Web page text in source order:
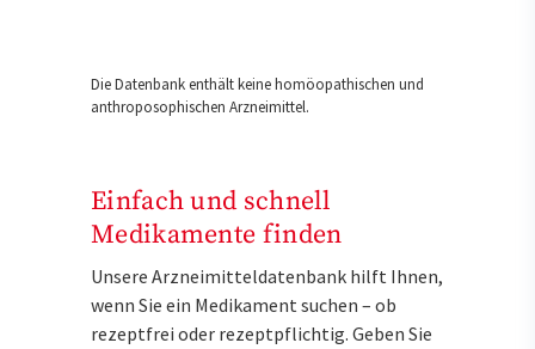
Die Datenbank enthält keine homöopathischen und
anthroposophischen Arzneimittel.
Einfach und schnell
Medikamente finden
Unsere Arzneimitteldatenbank hilft Ihnen,
wenn Sie ein Medikament suchen – ob
rezeptfrei oder rezeptpflichtig. Geben Sie